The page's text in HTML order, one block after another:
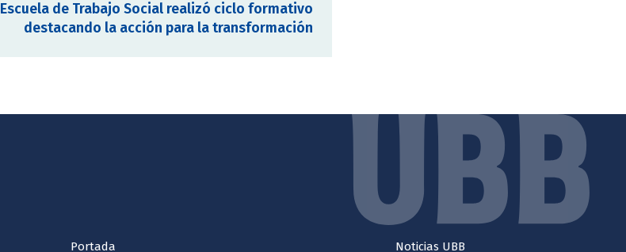
Escuela de Trabajo Social realizó ciclo formativo
destacando la acción para la transformación
Portada Noticias UBB